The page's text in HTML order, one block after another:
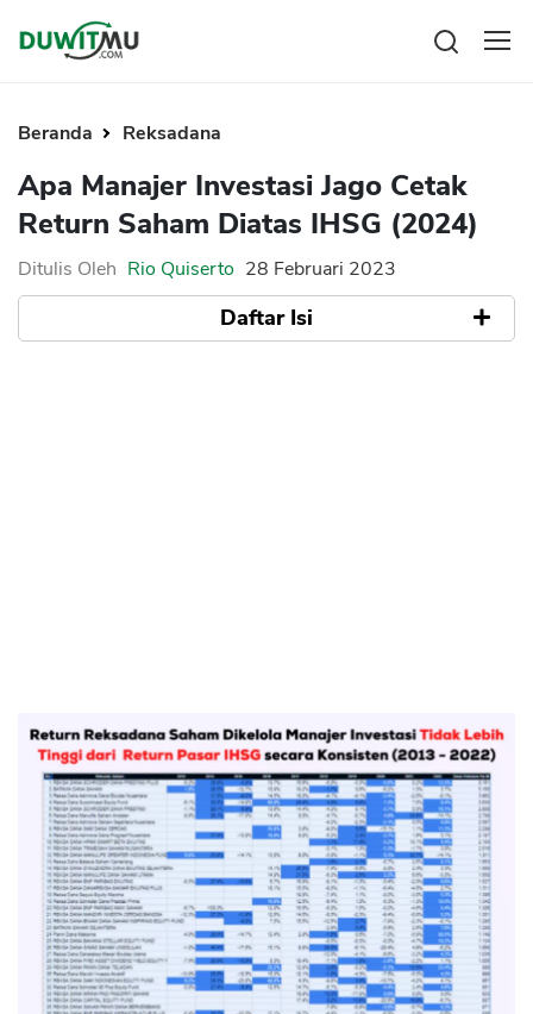
Reksadana
Saham
Bitcoin
Pinjaman
Kartu Kredit
KTA
KPR
Kredit Usaha
Pinjaman Online
Beranda Reksadana
Apa Manajer Investasi Jago Cetak
Return Saham Diatas IHSG (2024)
Ditulis Oleh Rio Quiserto 28 Februari 2023
Daftar Isi